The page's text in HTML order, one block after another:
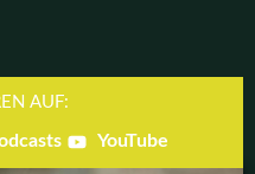
AUF:
YouTube